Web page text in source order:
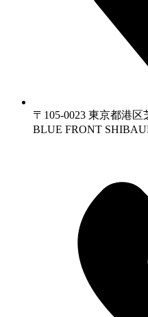
〒105-0023 東京都港区
BLUE FRONT